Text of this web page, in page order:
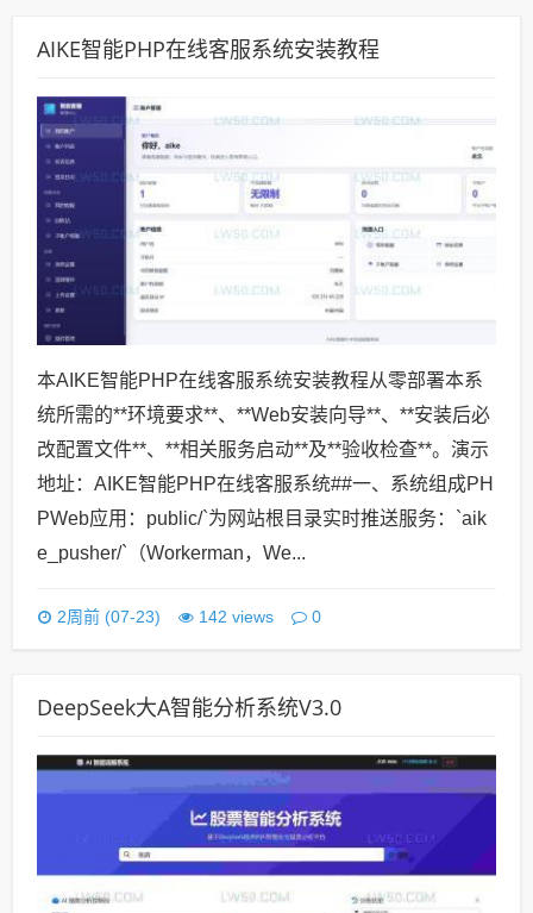
AIKE智能PHP在线客服系统安装教程
本AIKE智能PHP在线客服系统安装教程从零部署本系
统所需的**环境要求**、**Web安装向导**、**安装后必
改配置文件**、**相关服务启动**及**验收检查**。演示
地址：AIKE智能PHP在线客服系统##一、系统组成PH
PWeb应用：public/`为网站根目录实时推送服务：`aik
e_pusher/`（Workerman，We...
2周前 (07-23) 142 views 0
DeepSeek大A智能分析系统V3.0